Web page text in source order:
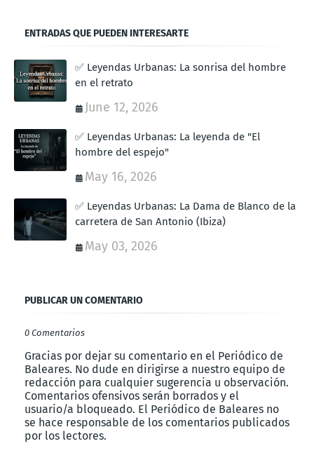
ENTRADAS QUE PUEDEN INTERESARTE
✅ Leyendas Urbanas: La sonrisa del hombre
en el retrato
June 12, 2026
✅ Leyendas Urbanas: La leyenda de "El
hombre del espejo"
May 16, 2026
✅ Leyendas Urbanas: La Dama de Blanco de la
carretera de San Antonio (Ibiza)
May 03, 2026
PUBLICAR UN COMENTARIO
0 Comentarios
Gracias por dejar su comentario en el Periódico de
Baleares. No dude en dirigirse a nuestro equipo de
redacción para cualquier sugerencia u observación.
Comentarios ofensivos serán borrados y el
usuario/a bloqueado. El Periódico de Baleares no
se hace responsable de los comentarios publicados
por los lectores.